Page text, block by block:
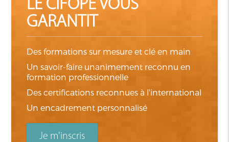
LE CIFOPE VOUS
GARANTIT
Des formations sur mesure et clé en main
Un savoir-faire unanimement reconnu en
formation professionnelle
Des certifications reconnues à l'international
Un encadrement personnalisé
Je m'inscris